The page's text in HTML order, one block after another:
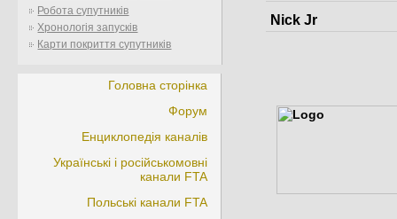
Робота супутників
Хронологія запусків
Карти покриття супутників
Головна сторінка
Форум
Енциклопедія каналів
Українські і російськомовні
канали FTA
Польські канали FTA
Nick Jr